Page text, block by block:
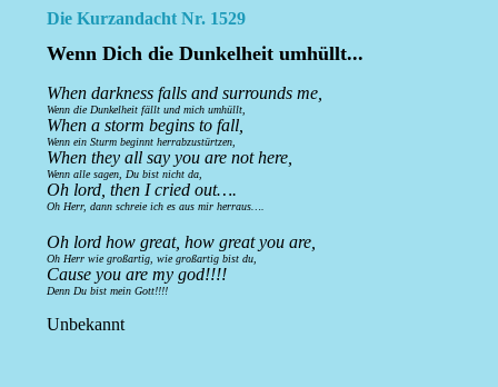
Die Kurzandacht Nr. 1529
Wenn Dich die Dunkelheit umhüllt...
When darkness falls and surrounds me,
Wenn die Dunkelheit fällt und mich umhüllt,
When a storm begins to fall,
Wenn ein Sturm beginnt herrabzustürtzen,
When they all say you are not here,
Wenn alle sagen, Du bist nicht da,
Oh lord, then I cried out….
Oh Herr, dann schreie ich es aus mir herraus….
Oh lord how great, how great you are,
Oh Herr wie großartig, wie großartig bist du,
Cause you are my god!!!!
Denn Du bist mein Gott!!!!
Unbekannt